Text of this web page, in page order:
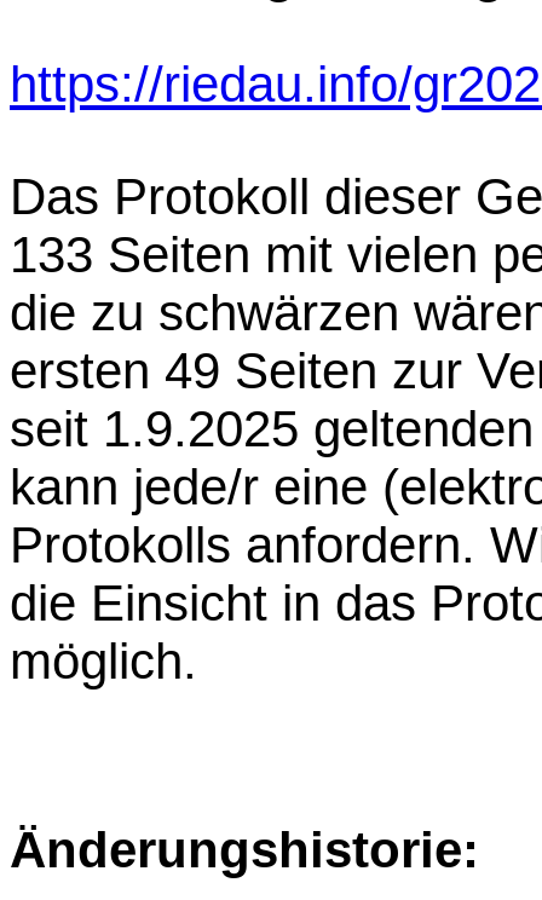
https://riedau.info/
Das Protokoll dieser
133 Seiten mit vielen
die zu schwärzen
ersten 49 Seiten zur
seit 1.9.2025
kann jede/r eine
Protokolls anfordern.
die Einsicht in das
möglich.
Änderungshistorie: